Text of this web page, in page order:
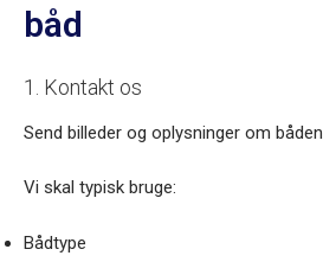
båd
1. Kontakt os
Send billeder og oplysninger om båden.
Vi skal typisk bruge:
Bådtype